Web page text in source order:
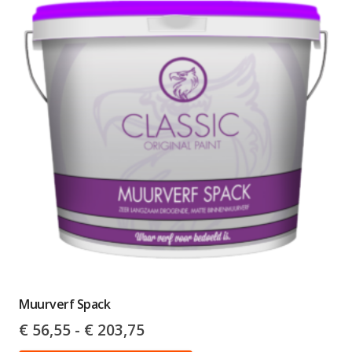
Muurverf Spack
€ 56,55 - € 203,75Prijsklasse: